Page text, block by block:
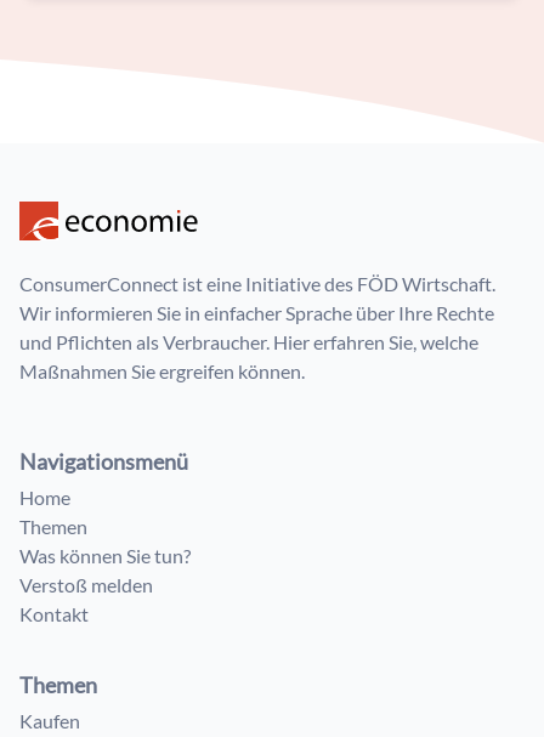
ConsumerConnect ist eine Initiative des FÖD Wirtschaft.
Wir informieren Sie in einfacher Sprache über Ihre Rechte
und Pflichten als Verbraucher. Hier erfahren Sie, welche
Maßnahmen Sie ergreifen können.
Navigationsmenü
Home
Themen
Was können Sie tun?
Verstoß melden
Kontakt
Themen
Kaufen